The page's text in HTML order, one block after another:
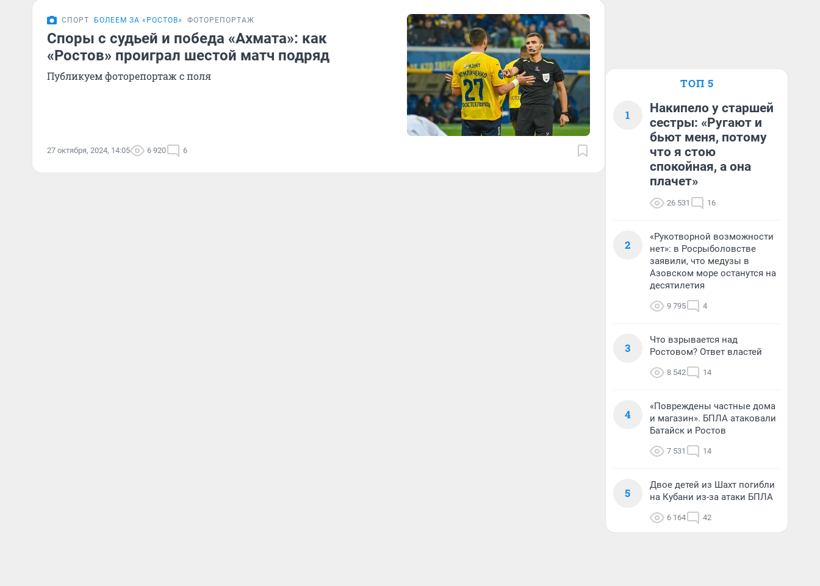
СПОРТ БОЛЕЕМ ЗА «РОСТОВ» ФОТОРЕПОРТАЖ
Споры с судьей и победа «Ахмата»: как
«Ростов» проиграл шестой матч подряд
Публикуем фоторепортаж с поля
27 октября, 2024, 14:05 6 920 6
ТОП 5
1
Накипело у старшей
сестры: «Ругают и
бьют меня, потому
что я стою
спокойная, а она
плачет»
26 531 16
2
«Рукотворной возможности
нет»: в Росрыболовстве
заявили, что медузы в
Азовском море останутся на
десятилетия
9 795 4
3
Что взрывается над
Ростовом? Ответ властей
8 542 14
4
«Повреждены частные дома
и магазин». БПЛА атаковали
Батайск и Ростов
7 531 14
5
Двое детей из Шахт погибли
на Кубани из-за атаки БПЛА
6 164 42